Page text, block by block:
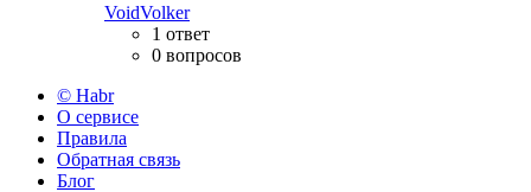
VoidVolker
1 ответ
0 вопросов
© Habr
О сервисе
Правила
Обратная связь
Блог